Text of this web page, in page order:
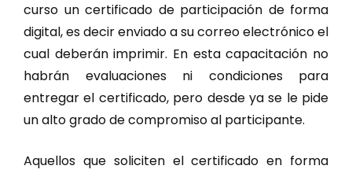
curso un certificado de participación de forma
digital, es decir enviado a su correo electrónico el
cual deberán imprimir. En esta capacitación no
habrán evaluaciones ni condiciones para
entregar el certificado, pero desde ya se le pide
un alto grado de compromiso al participante.
Aquellos que soliciten el certificado en forma